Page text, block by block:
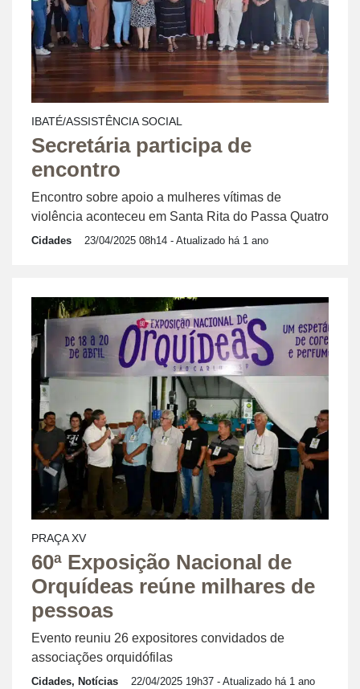
IBATÉ/ASSISTÊNCIA SOCIAL
Secretária participa de
encontro
Encontro sobre apoio a mulheres vítimas de
violência aconteceu em Santa Rita do Passa Quatro
Cidades 23/04/2025 08h14 - Atualizado há 1 ano
PRAÇA XV
60ª Exposição Nacional de
Orquídeas reúne milhares de
pessoas
Evento reuniu 26 expositores convidados de
associações orquidófilas
Cidades, Notícias 22/04/2025 19h37 - Atualizado há 1 ano